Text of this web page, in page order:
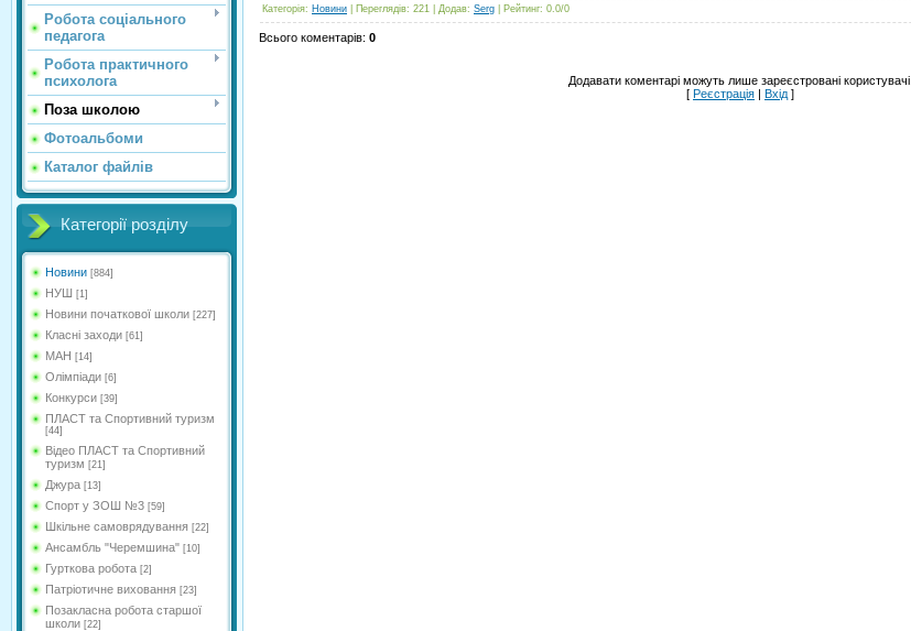
Робота соціального
педагога
Робота практичного
психолога
Поза школою
Фотоальбоми
Каталог файлів
Категорії розділу
Новини [884]
НУШ [1]
Новини початкової школи [227]
Класні заходи [61]
МАН [14]
Олімпіади [6]
Конкурси [39]
ПЛАСТ та Спортивний туризм
[44]
Відео ПЛАСТ та Спортивний
туризм [21]
Джура [13]
Спорт у ЗОШ №3 [59]
Шкільне самоврядування [22]
Ансамбль "Черемшина" [10]
Гурткова робота [2]
Патріотичне виховання [23]
Позакласна робота старшої
школи [22]
Категорія: Новини Переглядів: 221 | Додав: Serg Рейтинг: 0.0/0
Всього коментарів: 0
Додавати коментарі можуть лише зареєстровані користувачі.
[ Реєстрація | Вхід ]